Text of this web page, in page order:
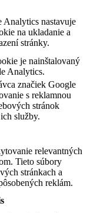
Analytics nastavuje
na ukladanie a
stránky.
je nainštalovaný
Analytics.
značiek Google
s reklamnou
stránok
služby.
relevantných
Tieto súbory
stránkach a
reklám.